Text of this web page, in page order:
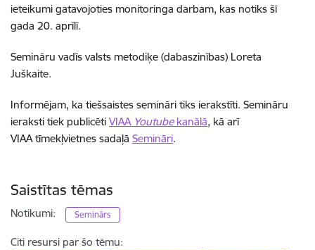
ieteikumi gatavojoties monitoringa darbam, kas notiks šī
gada 20. aprīlī.
Semināru vadīs valsts metodiķe (dabaszinības) Loreta
Juškaite.
Informējam, ka tiešsaistes semināri tiks ierakstīti. Semināru
ieraksti tiek publicēti VIAA Youtubekanālā, kā arī
VIAA tīmekļvietnes sadaļā Semināri.
Saistītas tēmas
Notikumi: Seminārs
Citi resursi par šo tēmu: